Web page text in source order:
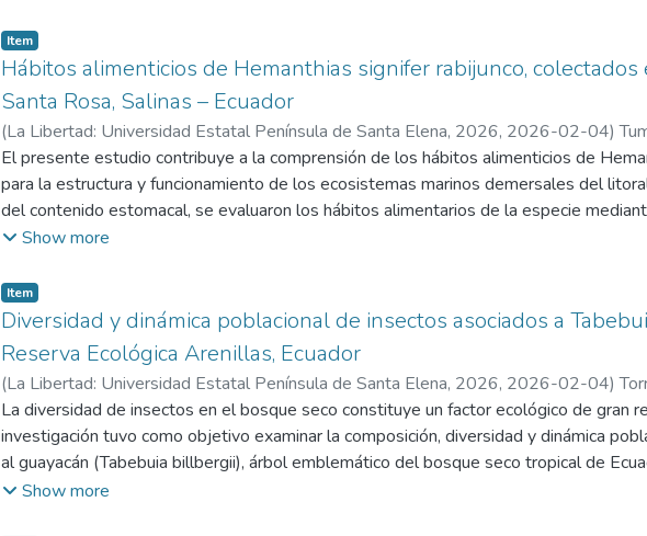
frecuente y aporto mayor biomasa con 51.93% y 41.7 respectivamente, el grupo de
porcentaje de aparición (8,18), sin embargo, aportaron un gran porcentaje de
biomasa de 23.88% a comparación de su porcentaje de aparición la cual fue 6.68.
una biodiversidad baja Shannon con un valor de (0.8402), y Simpson con 0.3586, así
evidenciados mostraron un carácter especialista. con un valor de Levins
rol ecológico relevante en la reserva como controlador natural de poblaciones de
contribuyendo al equilibrio biológico de este ecosistema.
Item
Hábitos alimenticios de Hemanthias signifer rabijunco,
Santa Rosa, Salinas – Ecuador
(La Libertad: Universidad Estatal Península de Santa Elena, 2026, 2026-02-04)
Moreira, Julia Elizabeth
El presente estudio contribuye a la comprensión de los hábitos alimenticios de
para la estructura y funcionamiento de los ecosistemas marinos demersales del
del contenido estomacal, se evaluaron los hábitos alimentarios de la especie
cualitativo, relacionando las preferencias tróficas con variables biológicas como la
caracterización de la dieta se aplicaron métodos numéricos, gravimétricos, frecuencia
importancia relativa (IIR), así como índices tróficos de Levin, Shannon–Weaver,
12 tipos de presas, predominando aquellas pertenecientes a los filos Arthropoda,
de peces), siendo este último el ítem más importante con un %IIR de 56,59. El índice
Weaver indicó una diversidad moderada, mientras que el valor del nicho trófico
(3,79) evidencian un comportamiento trófico generalista con ciertas preferencias
ecológico de la especie dentro del ecosistema marino donde habita.
Show more
Item
Diversidad y dinámica poblacional de insectos asociados a
Reserva Ecológica Arenillas, Ecuador
(La Libertad: Universidad Estatal Península de Santa Elena, 2026, 2026-02-04)
Cornejo Rodríguez, María Herminia
La diversidad de insectos en el bosque seco constituye un factor ecológico de gran
investigación tuvo como objetivo examinar la composición, diversidad y dinámica
al guayacán (Tabebuia billbergii), árbol emblemático del bosque seco tropical de
Arenillas, se establecieron diez parcelas de muestreo en las que se utilizó el método
Show more